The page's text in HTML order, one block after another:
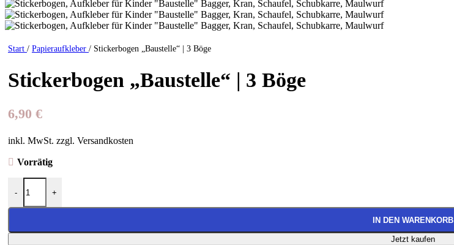
Start / Papieraufkleber / Stickerbogen „Baustelle“ | 3 Böge
Stickerbogen „Baustelle“ | 3 Böge
6,90 €
inkl. MwSt. zzgl. Versandkosten
Vorrätig
-
Stickerbogen "Baustelle" | 3 Böge Menge
+
IN DEN WARENKORB
Jetzt kaufen